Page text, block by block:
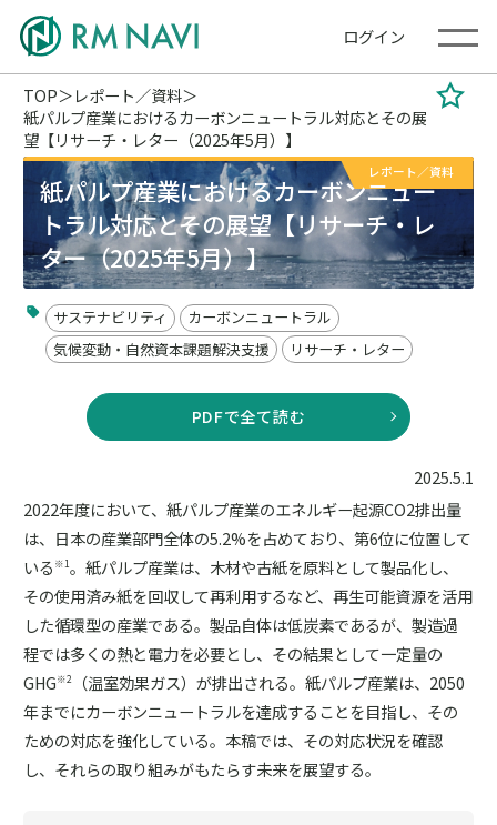
ログイン
TOP
レポート／資料
紙パルプ産業におけるカーボンニュートラル対応とその展
望【リサーチ・レター（2025年5月）】
レポート／資料
紙パルプ産業におけるカーボンニュー
トラル対応とその展望【リサーチ・レ
ター（2025年5月）】
サステナビリティ
カーボンニュートラル
気候変動・自然資本課題解決支援
リサーチ・レター
PDFで全て読む
2025.5.1
2022年度において、紙パルプ産業のエネルギー起源CO2排出量
は、日本の産業部門全体の5.2%を占めており、第6位に位置して
いる ※1。紙パルプ産業は、木材や古紙を原料として製品化し、
その使用済み紙を回収して再利用するなど、再生可能資源を活用
した循環型の産業である。製品自体は低炭素であるが、製造過
程では多くの熱と電力を必要とし、その結果として一定量の
GHG※2
（温室効果ガス）が排出される。紙パルプ産業は、2050
年までにカーボンニュートラルを達成することを目指し、その
ための対応を強化している。本稿では、その対応状況を確認
し、それらの取り組みがもたらす未来を展望する。